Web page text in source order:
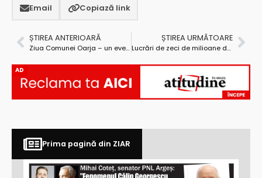
Email Copiază link
ȘTIREA ANTERIOARĂ
Ziua Comunei Oarja – un eveniment reușit, cu mii de participanți
ȘTIREA URMĂTOARE
Lucrări de zeci de milioane de lei, realizate la Pitești
AD
Prima pagină din ZIAR